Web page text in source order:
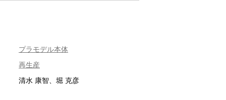
プラモデル本体
再生産
清水 康智、堀 克彦